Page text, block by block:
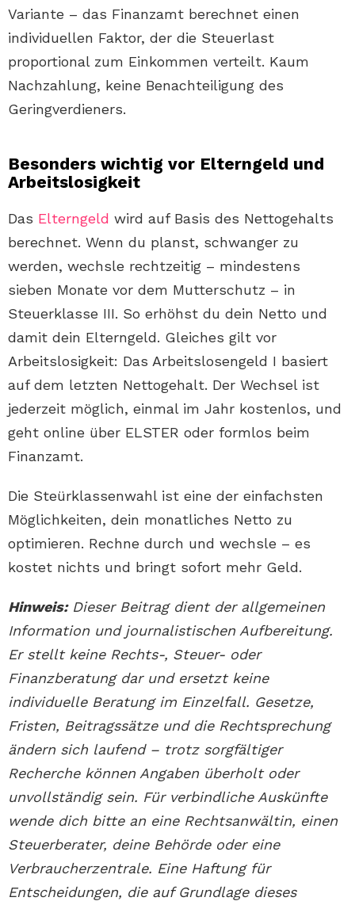
Variante – das Finanzamt berechnet einen
individuellen Faktor, der die Steuerlast
proportional zum Einkommen verteilt. Kaum
Nachzahlung, keine Benachteiligung des
Geringverdieners.
Besonders wichtig vor Elterngeld und
Arbeitslosigkeit
Das Elterngeld wird auf Basis des Nettogehalts
berechnet. Wenn du planst, schwanger zu
werden, wechsle rechtzeitig – mindestens
sieben Monate vor dem Mutterschutz – in
Steuerklasse III. So erhöhst du dein Netto und
damit dein Elterngeld. Gleiches gilt vor
Arbeitslosigkeit: Das Arbeitslosengeld I basiert
auf dem letzten Nettogehalt. Der Wechsel ist
jederzeit möglich, einmal im Jahr kostenlos, und
geht online über ELSTER oder formlos beim
Finanzamt.
Die Steürklassenwahl ist eine der einfachsten
Möglichkeiten, dein monatliches Netto zu
optimieren. Rechne durch und wechsle – es
kostet nichts und bringt sofort mehr Geld.
Hinweis:Dieser Beitrag dient der allgemeinen
Information und journalistischen Aufbereitung.
Er stellt keine Rechts-, Steuer- oder
Finanzberatung dar und ersetzt keine
individuelle Beratung im Einzelfall. Gesetze,
Fristen, Beitragssätze und die Rechtsprechung
ändern sich laufend – trotz sorgfältiger
Recherche können Angaben überholt oder
unvollständig sein. Für verbindliche Auskünfte
wende dich bitte an eine Rechtsanwältin, einen
Steuerberater, deine Behörde oder eine
Verbraucherzentrale. Eine Haftung für
Entscheidungen, die auf Grundlage dieses